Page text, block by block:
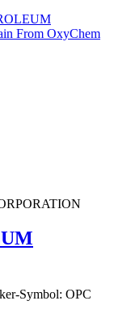
From OxyChem
Symbol: OPC